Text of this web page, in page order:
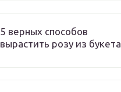
5 верных способов
вырастить розу из букета